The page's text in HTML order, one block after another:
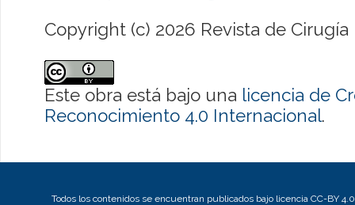
Copyright (c) 2026 Revista de Cirugía
Este obra está bajo una licencia de
Reconocimiento 4.0 Internacional.
Todos los contenidos se encuentran publicados bajo licencia CC-BY 4.0